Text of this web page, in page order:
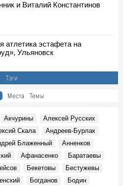
с Олимпиады, 1996 г.
«Мое имя – это название
«Ольга из «Бригады»
старинные рукописные
художественный
театре драмы
и Виталий Константинов
атлетика эстафета на
Ульяновск
Тэги
Места Темы
Акчурины
Алексей Русских
Скала
Андреев-Бурлак
Блаженный
Анненков
Афанасенко
Баратаевы
Бекетовы
Бестужевы
Богданов
Бодин